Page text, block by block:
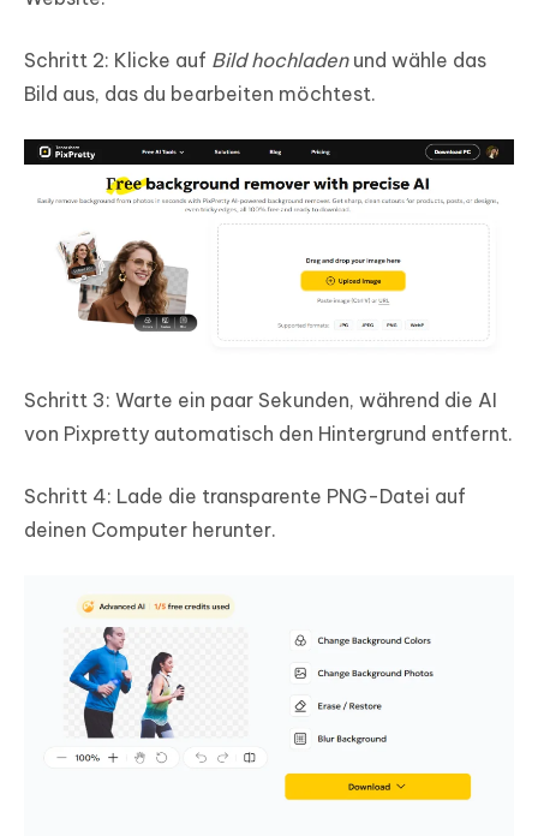
Schritt 2: Klicke auf Bild hochladenund wähle das
Bild aus, das du bearbeiten möchtest.
Schritt 3: Warte ein paar Sekunden, während die AI
von Pixpretty automatisch den Hintergrund entfernt.
Schritt 4: Lade die transparente PNG-Datei auf
deinen Computer herunter.